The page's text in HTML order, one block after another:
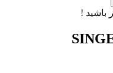
باشید !